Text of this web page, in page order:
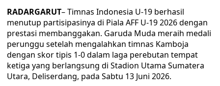
RADARGARUT– Timnas Indonesia U-19 berhasil
menutup partisipasinya di Piala AFF U-19 2026 dengan
prestasi membanggakan. Garuda Muda meraih medali
perunggu setelah mengalahkan timnas Kamboja
dengan skor tipis 1-0 dalam laga perebutan tempat
ketiga yang berlangsung di Stadion Utama Sumatera
Utara, Deliserdang, pada Sabtu 13 Juni 2026.